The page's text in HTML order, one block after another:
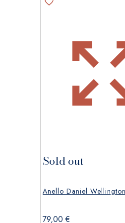
Sold out
Anello Daniel
79,00€